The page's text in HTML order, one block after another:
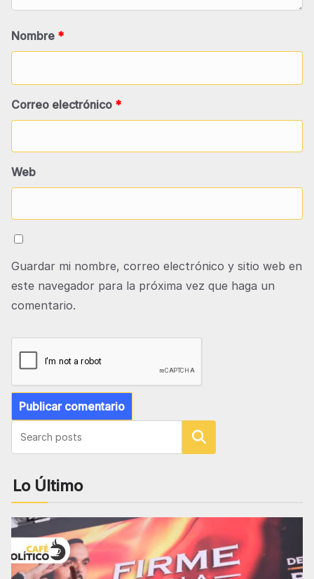
Nombre *
Correo electrónico *
Web
Guardar mi nombre, correo electrónico y sitio web en
este navegador para la próxima vez que haga un
comentario.
Buscar
Lo Último